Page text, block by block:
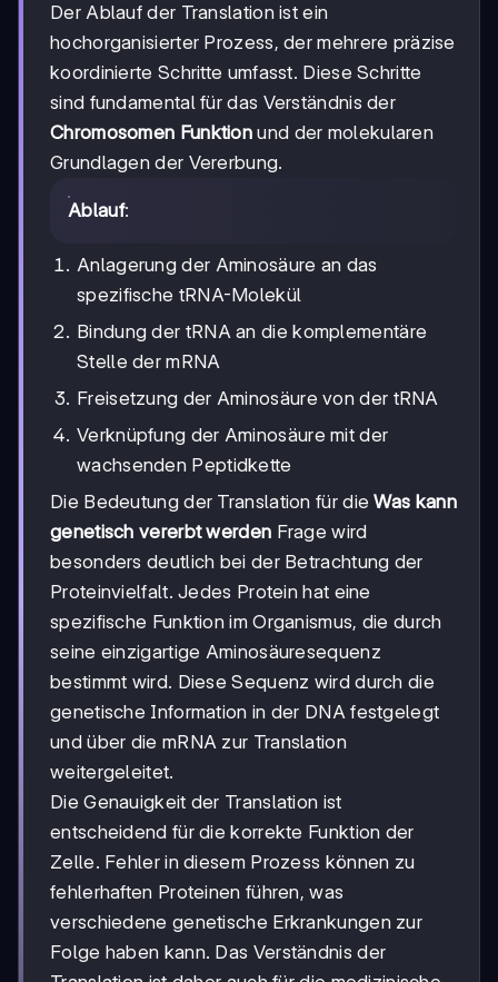
Der Ablauf der Translation ist ein
hochorganisierter Prozess, der mehrere präzise
koordinierte Schritte umfasst. Diese Schritte
sind fundamental für das Verständnis der
Chromosomen Funktion und der molekularen
Grundlagen der Vererbung.
Ablauf:
Anlagerung der Aminosäure an das
spezifische tRNA-Molekül
Bindung der tRNA an die komplementäre
Stelle der mRNA
Freisetzung der Aminosäure von der tRNA
Verknüpfung der Aminosäure mit der
wachsenden Peptidkette
Die Bedeutung der Translation für dieWas kann
genetisch vererbt werden Frage wird
besonders deutlich bei der Betrachtung der
Proteinvielfalt. Jedes Protein hat eine
spezifische Funktion im Organismus, die durch
seine einzigartige Aminosäuresequenz
bestimmt wird. Diese Sequenz wird durch die
genetische Information in der DNA festgelegt
und über die mRNA zur Translation
weitergeleitet.
Die Genauigkeit der Translation ist
entscheidend für die korrekte Funktion der
Zelle. Fehler in diesem Prozess können zu
fehlerhaften Proteinen führen, was
verschiedene genetische Erkrankungen zur
Folge haben kann. Das Verständnis der